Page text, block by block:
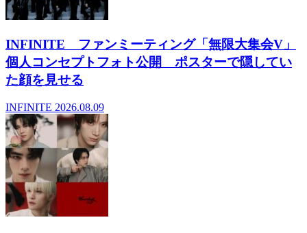
INFINITE ファンミーティング「無限大集会V」
個人コンセプトフォト公開 ポスターで隠してい
た顔を見せる
INFINITE 2026.08.09